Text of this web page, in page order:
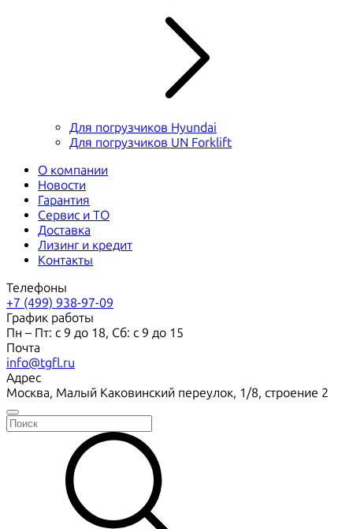
Для погрузчиков Hyundai
Для погрузчиков UN Forklift
О компании
Новости
Гарантия
Сервис и ТО
Доставка
Лизинг и кредит
Контакты
Телефоны
+7 (499) 938-97-09
График работы
Пн – Пт: с 9 до 18, Сб: с 9 до 15
Почта
info@tgfl.ru
Адрес
Москва, Малый Каковинский переулок, 1/8, строение 2